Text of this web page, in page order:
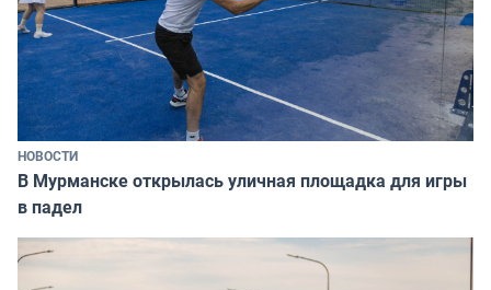
НОВОСТИ
В Мурманске открылась уличная площадка для игры
в падел